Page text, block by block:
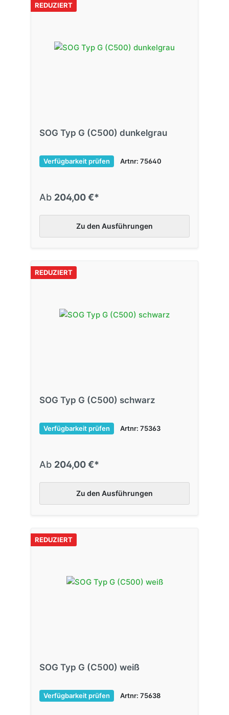
REDUZIERT
SOG Typ G (C500) dunkelgrau
Verfügbarkeit prüfen Artnr: 75640
Ab 204,00 €*
Zu den Ausführungen
REDUZIERT
SOG Typ G (C500) schwarz
Verfügbarkeit prüfen Artnr: 75363
Ab 204,00 €*
Zu den Ausführungen
REDUZIERT
SOG Typ G (C500) weiß
Verfügbarkeit prüfen Artnr: 75638